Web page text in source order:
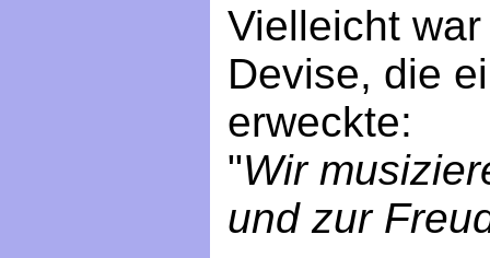
Vielleicht
Devise, die
erweckte:
"Wir
und zur